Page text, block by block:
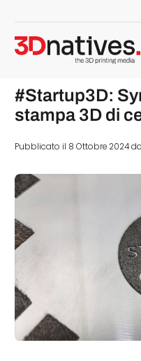
#Startup3D:
stampa 3D di
Pubblicato il 8 Ottobre 2024 da